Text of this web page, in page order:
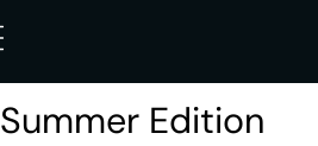
Summer Edition